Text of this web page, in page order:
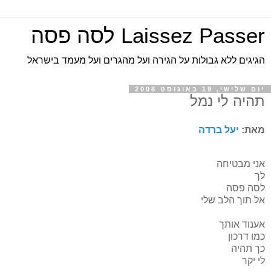
Laissez Passer לסה פסה
הגיגים ללא גבולות על הגירה ועל מהגרים ועל מעמד בישראל
יום שלישי, 19 באוגוסט 2008
תהיה לי נמל
מאת: יעל ברדה
אני מבטיחה
לך
לסה פסה
אל תוך הלב שלי
אענוד אותך
כמו דרכון
כך תהיה
לי יקר